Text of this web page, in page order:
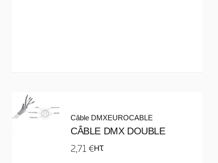
Câble DMXEUROCABLE
CÂBLE DMX DOUBLE
2,71€HT